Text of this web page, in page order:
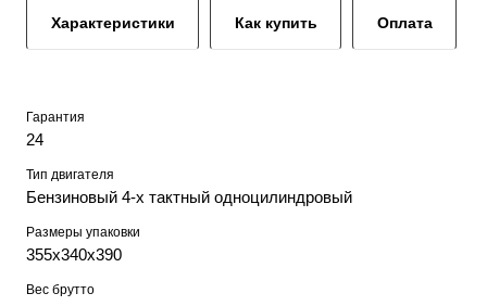
Характеристики Как купить Оплата
Гарантия
24
Тип двигателя
Бензиновый 4-х тактный одноцилиндровый
Размеры упаковки
355х340х390
Вес брутто